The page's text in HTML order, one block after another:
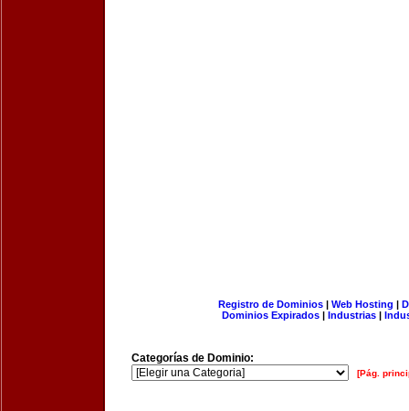
Registro de Dominios| Web Hosting |
Dominios Expirados | Industrias |
Categorías de Dominio:
[Pág.